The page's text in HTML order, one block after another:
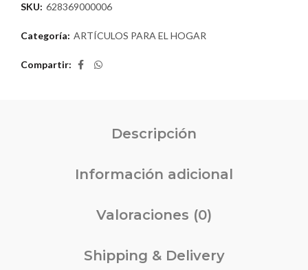
SKU: 628369000006
Categoría: ARTÍCULOS PARA EL HOGAR
Compartir
Descripción
Información adicional
Valoraciones (0)
Shipping & Delivery